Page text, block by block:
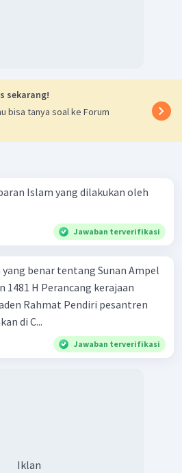
sekarang!
bisa tanya soal ke Forum
Islam yang dilakukan oleh
Jawaban terverifikasi
benar tentang Sunan Ampel
di C...
Jawaban terverifikasi
Iklan